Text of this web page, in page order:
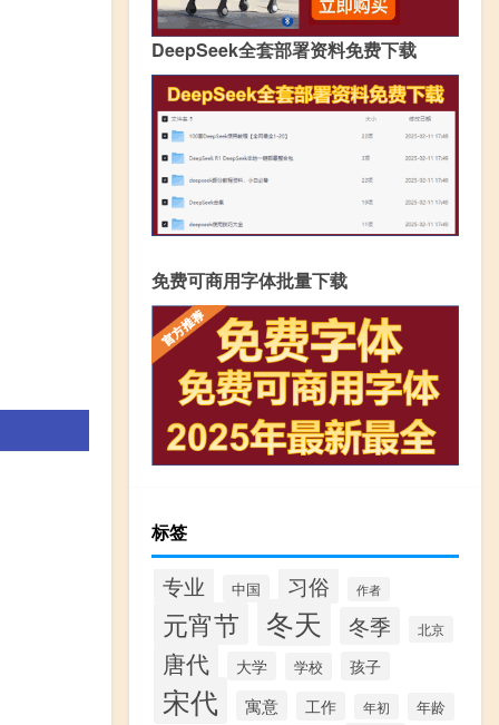
DeepSeek全套部署资料免费下载
免费可商用字体批量下载
标签
专业 中国 习俗 作者
元宵节 冬天 冬季 北京
唐代 大学 学校 孩子
宋代 寓意 工作 年初 年龄